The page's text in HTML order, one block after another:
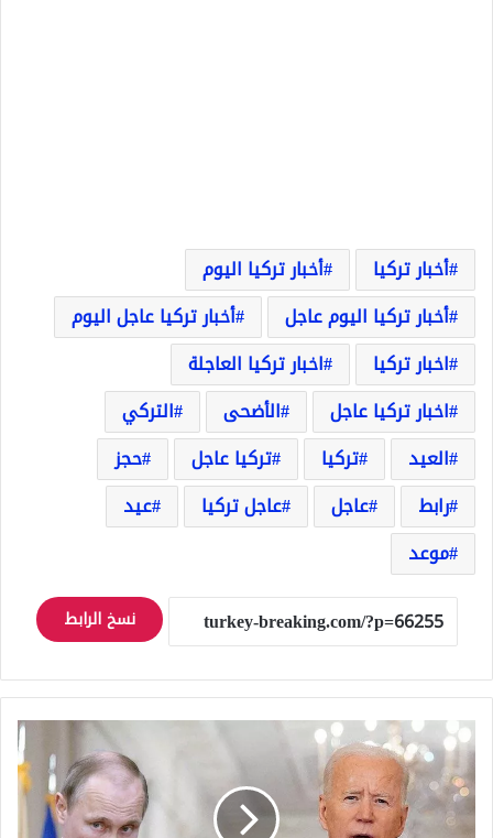
أخبار تركيا
أخبار تركيا اليوم
أخبار تركيا اليوم عاجل
أخبار تركيا عاجل اليوم
اخبار تركيا
اخبار تركيا العاجلة
اخبار تركيا عاجل
الأضحى
التركي
العيد
تركيا تركيا عاجل
حجز
رابط
عاجل عاجل تركيا
عيد
موعد
نسخ الرابط
صفقة
كبرى
تمت
بين
روسيا